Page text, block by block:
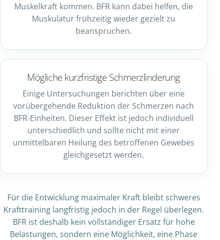
Muskelkraft kommen. BFR kann dabei helfen, die
Muskulatur frühzeitig wieder gezielt zu
beanspruchen.
Mögliche kurzfristige Schmerzlinderung
Einige Untersuchungen berichten über eine
vorübergehende Reduktion der Schmerzen nach
BFR-Einheiten. Dieser Effekt ist jedoch individuell
unterschiedlich und sollte nicht mit einer
unmittelbaren Heilung des betroffenen Gewebes
gleichgesetzt werden.
Für die Entwicklung maximaler Kraft bleibt schweres
Krafttraining langfristig jedoch in der Regel überlegen.
BFR ist deshalb kein vollständiger Ersatz für hohe
Belastungen, sondern eine Möglichkeit, eine Phase